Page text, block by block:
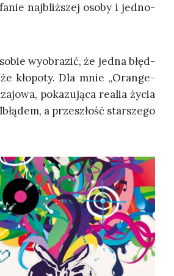
naj­bliż­szej oso­by i jed­no­
wyobra­zić, że jed­na błęd­
kło­po­ty. Dla mnie „Oran­ge­
poka­zu­ją­ca realia życia
a prze­szłość star­sze­go